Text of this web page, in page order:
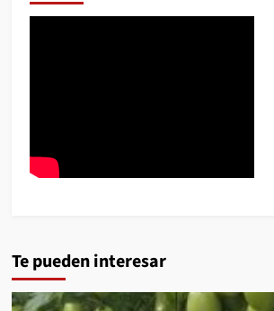
Te pueden interesar